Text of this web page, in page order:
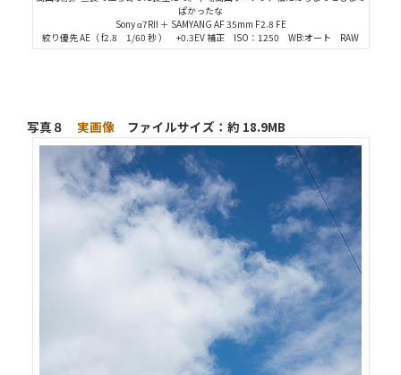
ぱかったな
Sony α7RII ＋ SAMYANG AF 35mm F2.8 FE
絞り優先 AE（ f2.8 1/60 秒 ） +0.3EV 補正 ISO：1250 WB:オート RAW
写真８ 実画像 ファイルサイズ：約 18.9MB